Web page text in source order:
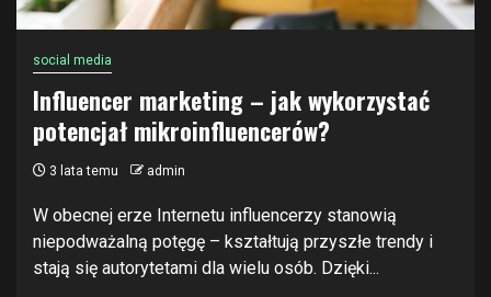
social media
Influencer marketing – jak wykorzystać
potencjał mikroinfluencerów?
3 lata temu admin
W obecnej erze Internetu influencerzy stanowią
niepodważalną potęgę – kształtują przyszłe trendy i
stają się autorytetami dla wielu osób. Dzięki...